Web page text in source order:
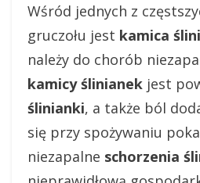
Wśród jednych z
gruczołu jest kamica
należy do chorób
kamicy ślinianek jest
ślinianki, a także ból
się przy spożywaniu
niezapalne schorzenia